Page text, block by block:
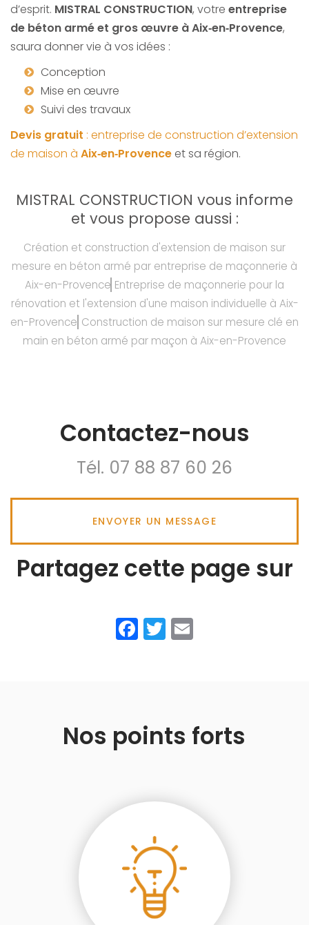
d’esprit. MISTRAL CONSTRUCTION, votre entreprise
de béton armé et gros œuvre à Aix‑en‑Provence,
saura donner vie à vos idées :
Conception
Mise en œuvre
Suivi des travaux
Devis gratuit : entreprise de construction d’extension
de maison à Aix‑en‑Provence et sa région.
MISTRAL CONSTRUCTION vous informe
et vous propose aussi :
Création et construction d'extension de maison sur
mesure en béton armé par entreprise de maçonnerie à
Aix-en-Provence Entreprise de maçonnerie pour la
rénovation et l'extension d'une maison individuelle à Aix-
en-Provence Construction de maison sur mesure clé en
main en béton armé par maçon à Aix-en-Provence
Contactez-nous
Tél. 07 88 87 60 26
ENVOYER UN MESSAGE
Partagez cette page sur
Facebook
Twitter
Nos points forts